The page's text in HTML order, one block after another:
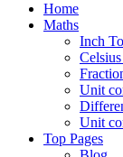
Home
Maths
Inch
Unit
Unit
Top Pages